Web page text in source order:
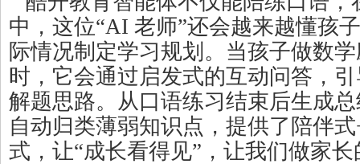
中，这位“AI 老师”还会越来越懂孩
际情况制定学习规划。当孩子做数
时，它会通过启发式的互动问答，
解题思路。从口语练习结束后生成
自动归类薄弱知识点，提供了陪伴
式，让“成长看得见”，让我们做家